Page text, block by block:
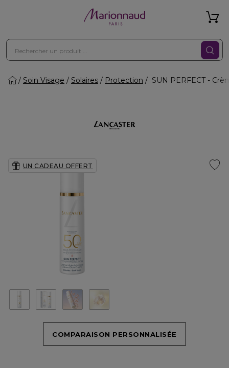
Soin Visage Solaires Protection SUN PERFECT -
UN CADEAU OFFERT
COMPARAISON PERSONNALISÉE